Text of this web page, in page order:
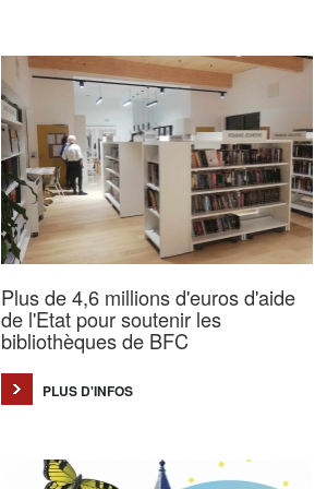
Plus de 4,6 millions d'euros d'aide
de l'Etat pour soutenir les
bibliothèques de BFC
PLUS D'INFOS